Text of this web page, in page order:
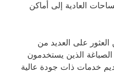
العادية إلى أماكن
على العديد من
الذين يستخدمون
خدمات ذات جودة عالية